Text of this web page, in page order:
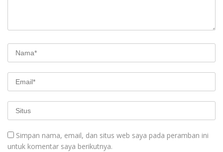
Simpan nama, email, dan situs web saya pada peramban ini
untuk komentar saya berikutnya.